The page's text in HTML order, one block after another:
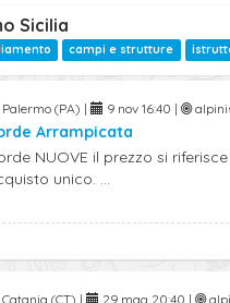
Sicilia
campi e strutture
Palermo (PA) | 9 nov 16:40 |
Arrampicata
NUOVE il prezzo si
unico. ...
Catania (CT) | 29 mag 20:40 |